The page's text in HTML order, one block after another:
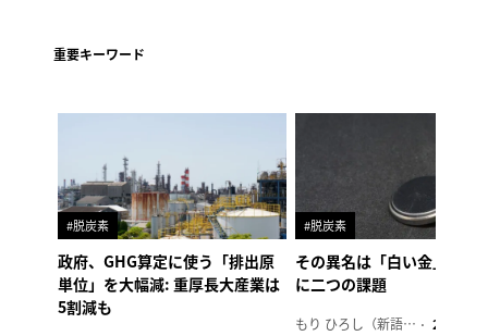
重要キーワード
#脱炭素
政府、GHG算定に使う「排出原
単位」を大幅減: 重厚長大産業は
5割減も
#脱炭素
その異名は「白い金」、リ
に二つの課題
もり ひろし（新語ウォッチャー） 2023年7